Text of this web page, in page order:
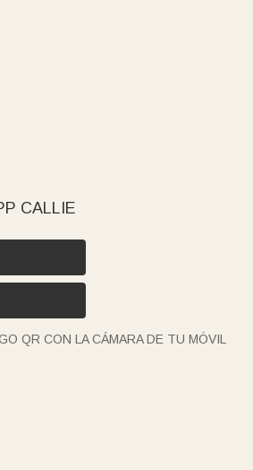
CALLIE
QR CON LA CÁMARA DE TU MÓVIL